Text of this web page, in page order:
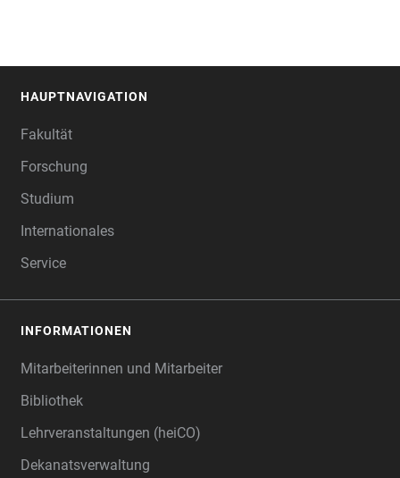
HAUPTNAVIGATION
Fakultät
Forschung
Studium
Internationales
Service
INFORMATIONEN
Mitarbeiterinnen und Mitarbeiter
Bibliothek
Lehrveranstaltungen (heiCO)
Dekanatsverwaltung